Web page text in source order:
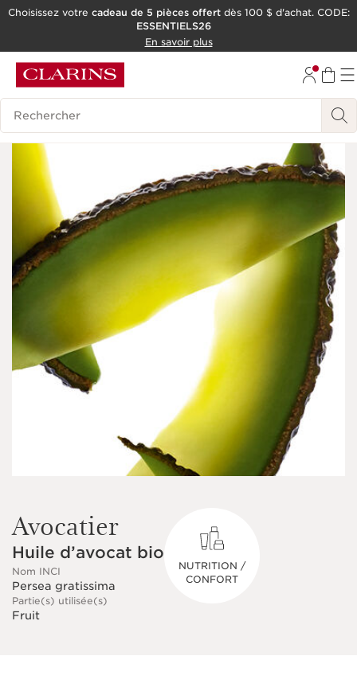
ALLER AU CONTENU
OUTIL D'ACCESSIBILITÉ
Choisissez votre cadeau de 5 pièces offertdès 100 $ d'achat. CODE:
ESSENTIELS26
En savoir plus
Historique des recherches
Avocatier
Huile d’avocat bio
Nom INCI
Persea gratissima
Partie(s) utilisée(s)
Fruit
NUTRITION /
CONFORT